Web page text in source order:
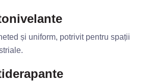
și uniform, potrivit pentru spații